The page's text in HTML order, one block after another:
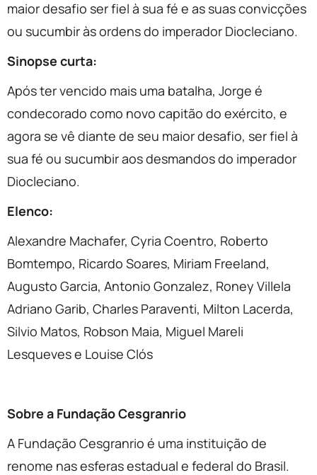
maior desafio ser fiel à sua fé e as suas convicções
ou sucumbir às ordens do imperador Diocleciano.
Sinopse curta:
Após ter vencido mais uma batalha, Jorge é
condecorado como novo capitão do exército, e
agora se vê diante de seu maior desafio, ser fiel à
sua fé ou sucumbir aos desmandos do imperador
Diocleciano.
Elenco:
Alexandre Machafer, Cyria Coentro, Roberto
Bomtempo, Ricardo Soares, Miriam Freeland,
Augusto Garcia, Antonio Gonzalez, Roney Villela
Adriano Garib, Charles Paraventi, Milton Lacerda,
Silvio Matos, Robson Maia, Miguel Mareli
Lesqueves e Louise Clós
Sobre a Fundação Cesgranrio
A Fundação Cesgranrio é uma instituição de
renome nas esferas estadual e federal do Brasil.